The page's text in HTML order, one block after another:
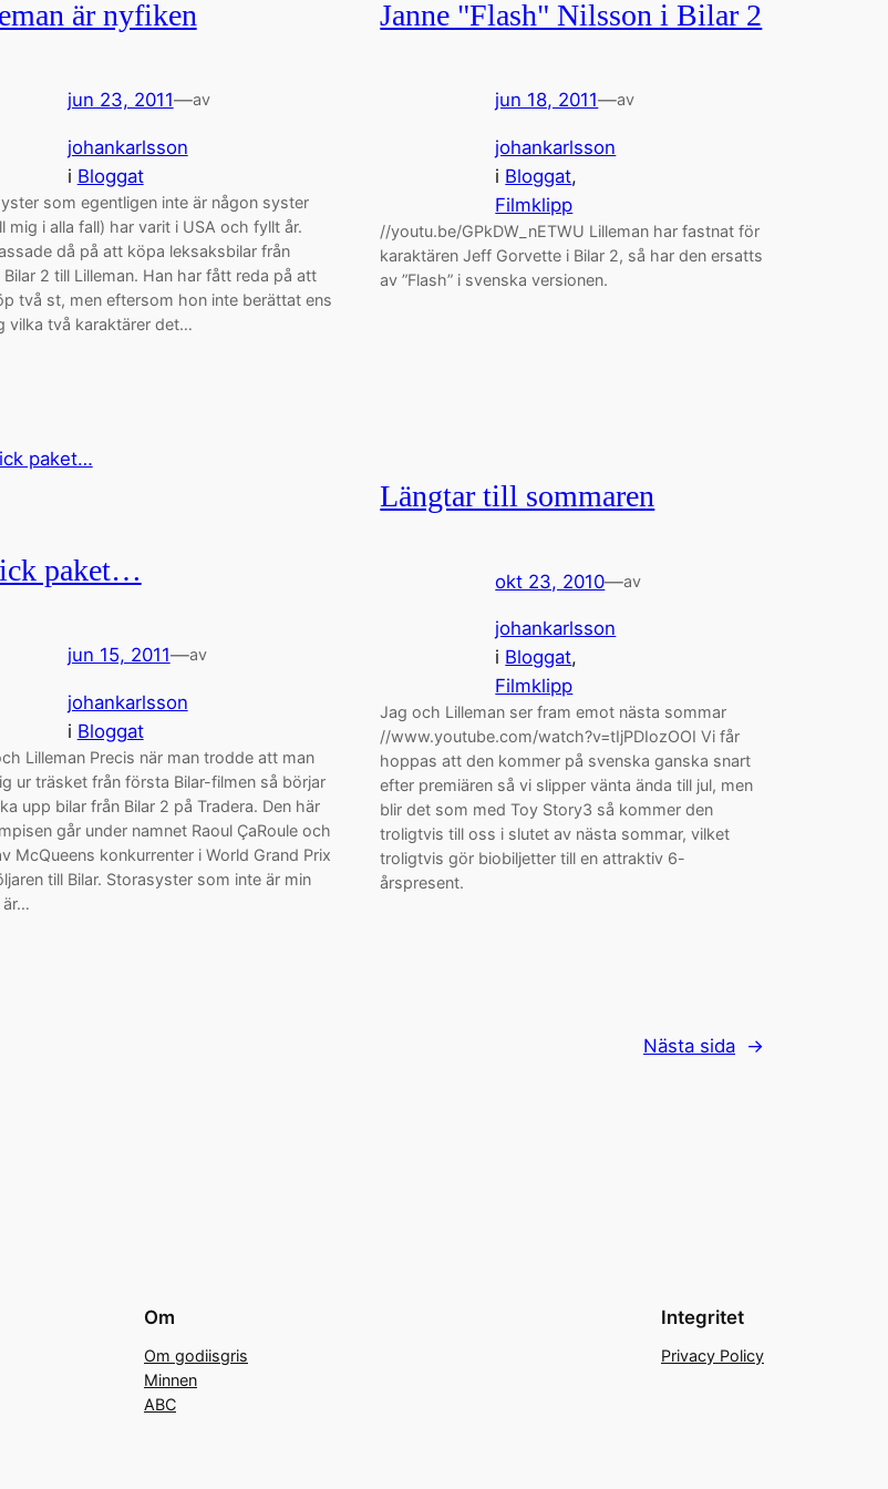
är nyfiken
jun 23, 2011—av
johankarlsson
i Bloggat
som egentligen inte är någon syster
mig i alla fall) har varit i USA och fyllt år.
då på att köpa leksaksbilar från
Bilar 2 till Lilleman. Han har fått reda på att
två st, men eftersom hon inte berättat ens
vilka två karaktärer det…
Janne "Flash" Nilsson i Bilar 2
jun 18, 2011—av
johankarlsson
i Bloggat
Filmklipp
//youtu.be/GPkDW_nETWU Lilleman har fastnat för
karaktären Jeff Gorvette i Bilar 2, så har den ersatts
av ”Flash” i svenska versionen.
paket…
jun 15, 2011—av
johankarlsson
i Bloggat
Lilleman Precis när man trodde att man
ur träsket från första Bilar-filmen så börjar
upp bilar från Bilar 2 på Tradera. Den här
går under namnet Raoul ÇaRoule och
McQueens konkurrenter i World Grand Prix
till Bilar. Storasyster som inte är min
är…
Längtar till sommaren
okt 23, 2010—av
johankarlsson
i Bloggat
Filmklipp
Jag och Lilleman ser fram emot nästa sommar
//www.youtube.com/watch?v=tIjPDIozOOI Vi får
hoppas att den kommer på svenska ganska snart
efter premiären så vi slipper vänta ända till jul, men
blir det som med Toy Story3 så kommer den
troligtvis till oss i slutet av nästa sommar, vilket
troligtvis gör biobiljetter till en attraktiv 6-
årspresent.
Nästa sida →
Om
Om godiisgris
Minnen
ABC
Integritet
Privacy Policy